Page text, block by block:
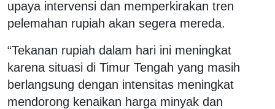
upaya intervensi dan memperkirakan tren
pelemahan rupiah akan segera mereda.
“Tekanan rupiah dalam hari ini meningkat
karena situasi di Timur Tengah yang masih
berlangsung dengan intensitas meningkat
mendorong kenaikan harga minyak dan